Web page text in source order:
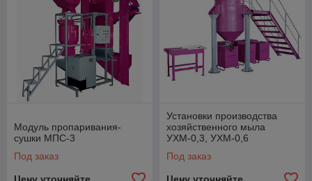
Модуль пропаривания-
сушки МПС-3
Под заказ
Установки производства
хозяйственного мыла
УХМ-0,3, УХМ-0,6
Под заказ